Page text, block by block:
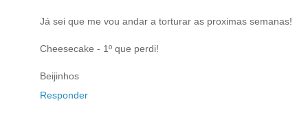
Já sei que me vou andar a torturar as proximas semanas!
Cheesecake - 1º que perdi!
Beijinhos
Responder